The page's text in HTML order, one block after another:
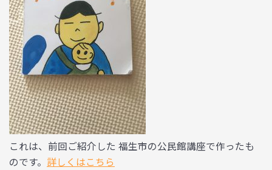
これは、前回ご紹介した 福生市の公民館講座で作ったも
のです。 詳しくはこちら